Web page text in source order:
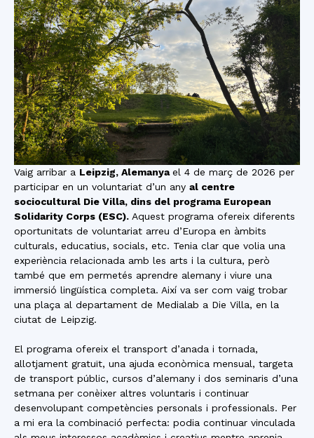
Vaig arribar a Leipzig, Alemanyael 4 de març de 2026 per
participar en un voluntariat d’un any al centre
sociocultural Die Villa, dins del programa European
Solidarity Corps (ESC). Aquest programa ofereix diferents
oportunitats de voluntariat arreu d’Europa en àmbits
culturals, educatius, socials, etc. Tenia clar que volia una
experiència relacionada amb les arts i la cultura, però
també que em permetés aprendre alemany i viure una
immersió lingüística completa. Així va ser com vaig trobar
una plaça al departament de Medialab a Die Villa, en la
ciutat de Leipzig.
El programa ofereix el transport d’anada i tornada,
allotjament gratuït, una ajuda econòmica mensual, targeta
de transport públic, cursos d’alemany i dos seminaris d’una
setmana per conèixer altres voluntaris i continuar
desenvolupant competències personals i professionals. Per
a mi era la combinació perfecta: podia continuar vinculada